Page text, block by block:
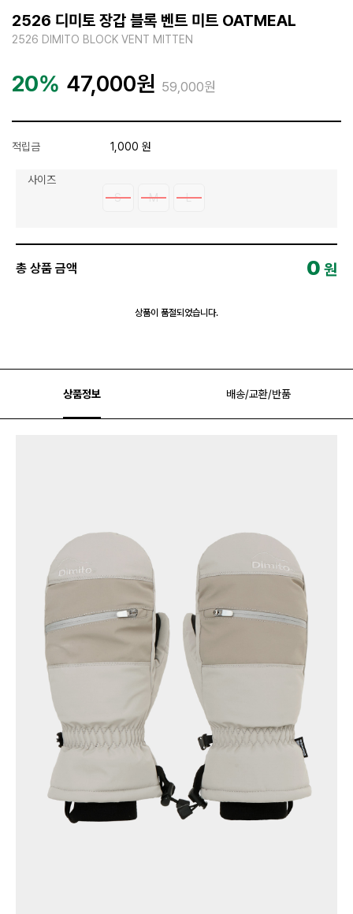
2526 디미토 장갑 블록 벤트 미트 OATMEAL
2526 DIMITO BLOCK VENT MITTEN
20% 47,000원 59,000원
적립금 1,000 원
사이즈
S
M L
총 상품 금액 0 원
상품이 품절되었습니다.
상품정보 배송/교환/반품